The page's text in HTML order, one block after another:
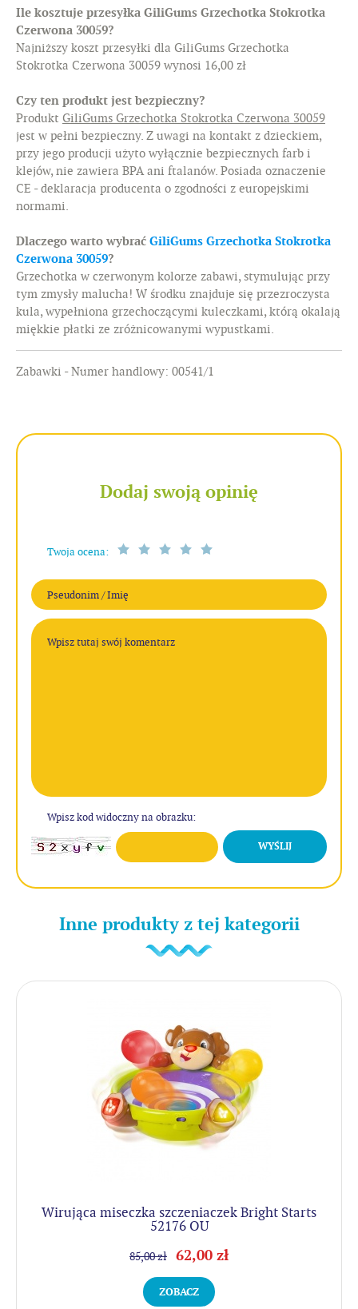
Ile kosztuje przesyłka GiliGums Grzechotka Stokrotka
Czerwona 30059?
Najniższy koszt przesyłki dla GiliGums Grzechotka
Stokrotka Czerwona 30059 wynosi 16,00 zł
Czy ten produkt jest bezpieczny?
Produkt GiliGums Grzechotka Stokrotka Czerwona 30059
jest w pełni bezpieczny. Z uwagi na kontakt z dzieckiem,
przy jego producji użyto wyłącznie bezpiecznych farb i
klejów, nie zawiera BPA ani ftalanów. Posiada oznaczenie
CE - deklaracja producenta o zgodności z europejskimi
normami.
Dlaczego warto wybrać GiliGums Grzechotka Stokrotka
Czerwona 30059?
Grzechotka w czerwonym kolorze zabawi, stymulując przy
tym zmysły malucha! W środku znajduje się przezroczysta
kula, wypełniona grzechoczącymi kuleczkami, którą okalają
miękkie płatki ze zróżnicowanymi wypustkami.
Zabawki - Numer handlowy: 00541/1
Dodaj swoją opinię
Twoja ocena:
Wpisz kod widoczny na obrazku:
WYŚLIJ
Inne produkty z tej kategorii
Wirująca miseczka szczeniaczek Bright Starts
52176 OU
85,00 zł 62,00 zł
ZOBACZ